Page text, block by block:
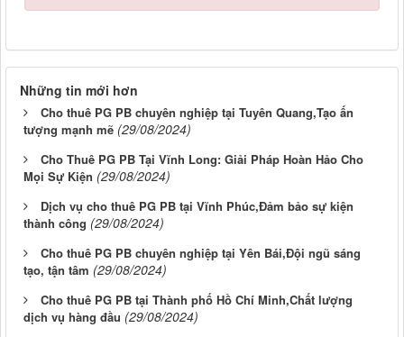
Những tin mới hơn
Cho thuê PG PB chuyên nghiệp tại Tuyên Quang,Tạo ấn
tượng mạnh mẽ (29/08/2024)
Cho Thuê PG PB Tại Vĩnh Long: Giải Pháp Hoàn Hảo Cho
Mọi Sự Kiện (29/08/2024)
Dịch vụ cho thuê PG PB tại Vĩnh Phúc,Đảm bảo sự kiện
thành công (29/08/2024)
Cho thuê PG PB chuyên nghiệp tại Yên Bái,Đội ngũ sáng
tạo, tận tâm (29/08/2024)
Cho thuê PG PB tại Thành phố Hồ Chí Minh,Chất lượng
dịch vụ hàng đầu (29/08/2024)